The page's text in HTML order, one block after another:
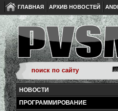
ГЛАВНАЯ АРХИВ НОВОСТЕЙ
НОВОСТИ
ПРОГРАММИРОВАНИЕ